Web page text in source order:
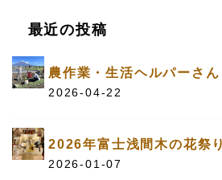
最近の投稿
農作業・生活ヘルパーさ
2026-04-22
2026年富士浅間木の花祭
2026-01-07